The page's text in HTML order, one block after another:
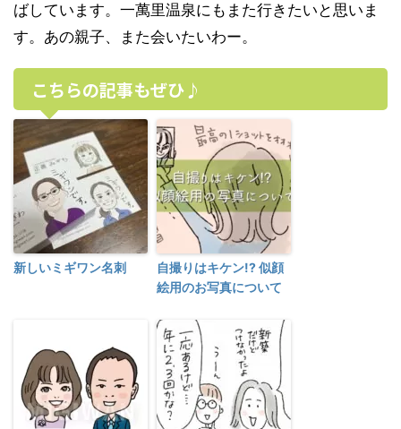
ばしています。一萬里温泉にもまた行きたいと思いま
す。あの親子、また会いたいわー。
こちらの記事もぜひ♪
新しいミギワン名刺
自撮りはキケン!? 似顔
絵用のお写真について